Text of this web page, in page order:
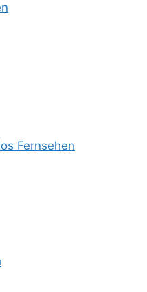
Fernsehen